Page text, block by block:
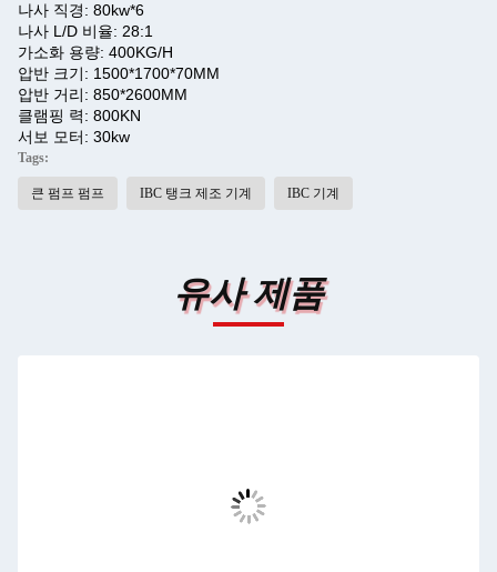
나사 직경: 80kw*6
나사 L/D 비율: 28:1
가소화 용량: 400KG/H
압반 크기: 1500*1700*70MM
압반 거리: 850*2600MM
클램핑 력: 800KN
서보 모터: 30kw
Tags:
큰 펌프 펌프 IBC 탱크 제조 기계 IBC 기계
유사 제품